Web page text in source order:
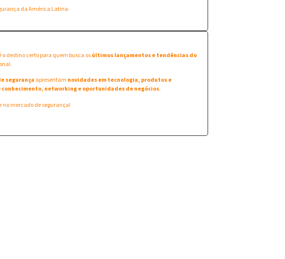
da América Latina.
o destino certo para quem busca osúltimos lançamentos e tendências do
segurança apresentam novidades em tecnologia, produtos e
conhecimento, networking e oportunidades de negócios.
no mercado de segurança!